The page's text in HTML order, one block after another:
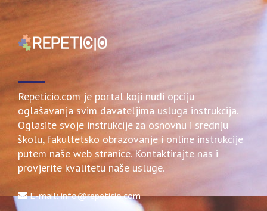
Repeticio.com je portal koji nudi opciju
oglašavanja svim davateljima usluga instrukcija.
Oglasite svoje instrukcije za osnovnu i srednju
školu, fakultetsko obrazovanje i online instrukcije
putem naše web stranice. Kontaktirajte nas i
provjerite kvalitetu naše usluge.
E-mail: info@repeticio.com